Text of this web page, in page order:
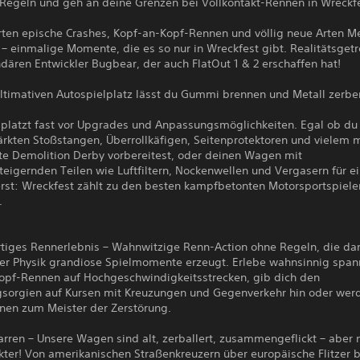
epische Crashes, Kopf-an-Kopf-Rennen und völlig neue Arten
einmalige Momente, die es so nur in Wreckfest gibt.
Entwickler Bugbear, der auch FlatOut 1 & 2 erschaffen hat!
Autospielplatz lässt du Gummi brennen und Metall
fast vor Upgrades und Anpassungsmöglichkeiten. Egal ob
Stoßstangen, Überrollkäfigen, Seitenprotektoren und vielem
Demolition Derby vorbereitest, oder deinen Wagen mit
Teilen wie Luftfiltern, Nockenwellen und Vergasern für
Wreckfest zählt zu den besten kampfbetonten
Rennerlebnis – Wahnwitzige Renn-Action ohne Regeln, die
Physik grandiose Spielmomente erzeugt. Erlebe wahnsinnig
Rennen auf Hochgeschwindigkeitsstrecken, gib dich den
auf Kursen mit Kreuzungen und Gegenverkehr hin oder
zum Meister der Zerstörung.
– Unsere Wagen sind alt, zerballert, zusammengeflickt – aber
Von amerikanischen Straßenkreuzern über europäische Flitzer